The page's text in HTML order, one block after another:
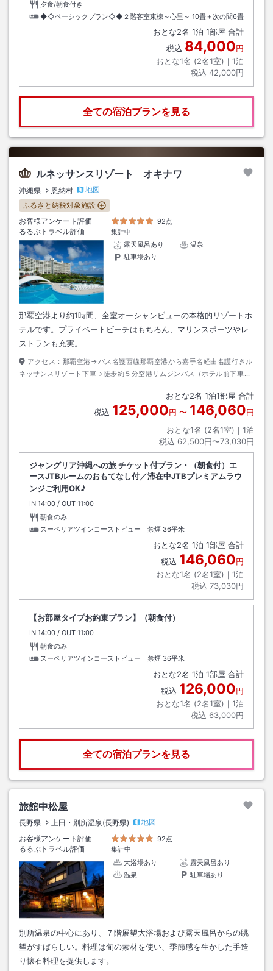
夕食/朝食付き
◆◇ベーシックプラン◇◆２階客室東棟～心里～ 10畳＋次の間6畳
おとな2名 1泊 1部屋 合計
税込 84,000円
おとな1名 (2名1室)｜ 1泊
税込 42,000円
全ての宿泊プランを見る
ルネッサンスリゾート オキナワ
沖縄県 恩納村
地図
ふるさと納税対象施設
お客様アンケート評価
92点
るるぶトラベル評価
集計中
露天風呂あり
温泉
駐車場あり
那覇空港より約1時間、全室オーシャンビューの本格的リゾートホ
テルです。プライベートビーチはもちろん、マリンスポーツやレ
ストランも充実。
アクセス： 那覇空港→バス名護西線那覇空港から嘉手名経由名護行きル
ネッサンスリゾート下車→徒歩約５分空港リムジンバス（ホテル前下車）
／沖縄エアポートシャトル
おとな2名 1泊1部屋 合計
税込 125,000円 〜 146,060円
おとな1名 (2名1室)｜ 1泊
税込 62,500円〜73,030円
ジャングリア沖縄への旅 チケット付プラン・（朝食付）エ
ースJTBルームのおもてなし付／滞在中JTBプレミアムラウ
ンジご利用OK♪
IN チェックイン
14:00 / OUT チェックアウト
11:00
朝食のみ
スーペリアツインコーストビュー 禁煙 36平米
おとな2名 1泊 1部屋 合計
税込 146,060円
おとな1名 (2名1室)｜ 1泊
税込 73,030円
【お部屋タイプお約束プラン】（朝食付）
IN チェックイン
14:00 / OUT チェックアウト
11:00
朝食のみ
スーペリアツインコーストビュー 禁煙 36平米
おとな2名 1泊 1部屋 合計
税込 126,000円
おとな1名 (2名1室)｜ 1泊
税込 63,000円
全ての宿泊プランを見る
旅館中松屋
長野県 上田・別所温泉(長野県)
地図
お客様アンケート評価
92点
るるぶトラベル評価
集計中
大浴場あり
露天風呂あり
温泉
駐車場あり
別所温泉の中心にあり、７階展望大浴場および露天風呂からの眺
望がすばらしい。料理は旬の素材を使い、季節感を生かした手造
り懐石料理を提供します。